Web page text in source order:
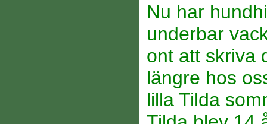
Nu har
underbar
ont att skriva
längre hos
lilla Tilda